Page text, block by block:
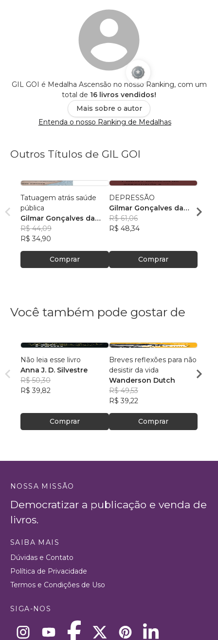
GIL GOI é Medalha Ascensão no nosso Ranking, com um
total de 16 livros vendidos!
Mais sobre o autor
Entenda o nosso Ranking de Medalhas
Outros Títulos de GIL GOI
Tatuagem atrás saúde
pública
Gilmar Gonçalves da
Costa
R$ 44,09
R$ 34,90
Comprar
DEPRESSÃO
Gilmar Gonçalves da
Costa
R$ 61,06
R$ 48,34
Comprar
Costa
R$
Você também pode gostar de
Não leia esse livro
Anna J. D. Silvestre
R$ 50,30
R$ 39,82
Comprar
Breves reflexões para não
desistir da vida
Wanderson Dutch
R$ 49,53
R$ 39,22
Comprar
NOSSA MISSÃO
Democratizar a publicação e venda de
livros.
SAIBA MAIS
Dúvidas e Contato
Política de Privacidade
Termos e Condições de Uso
SIGA-NOS